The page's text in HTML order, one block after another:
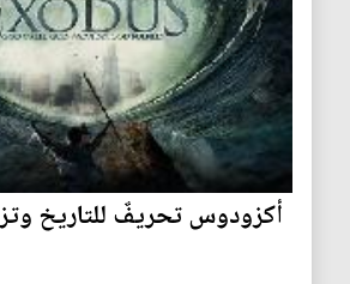
أكزودوس تحريفٌ للتاريخ